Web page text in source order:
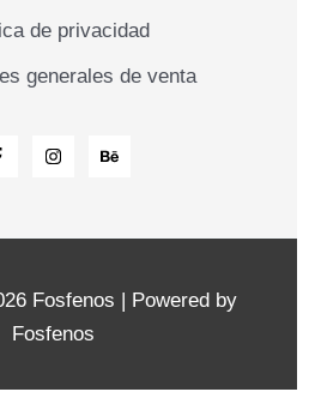
de privacidad
generales de venta
Fosfenos | Powered by
Fosfenos